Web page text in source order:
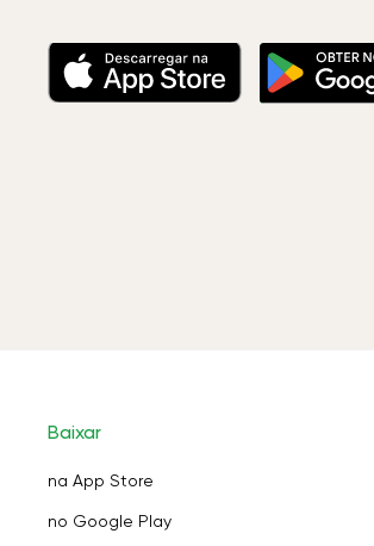
Baixar
na App Store
no Google Play